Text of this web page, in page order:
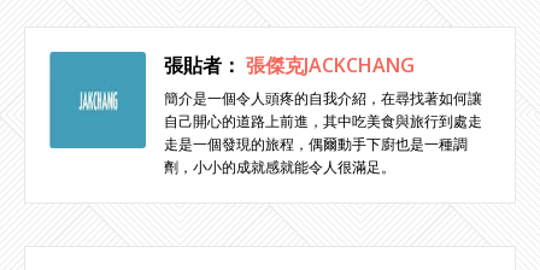
張貼者： 張傑克JACKCHANG
簡介是一個令人頭疼的自我介紹，在尋找著如何讓
自己開心的道路上前進，其中吃美食與旅行到處走
走是一個發現的旅程，偶爾動手下廚也是一種調
劑，小小的成就感就能令人很滿足。